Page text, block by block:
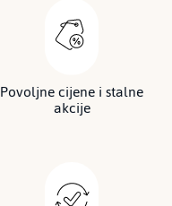
Povoljne cijene i stalne
akcije